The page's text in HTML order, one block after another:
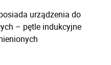
urządzenia do
– pętle indukcyjne